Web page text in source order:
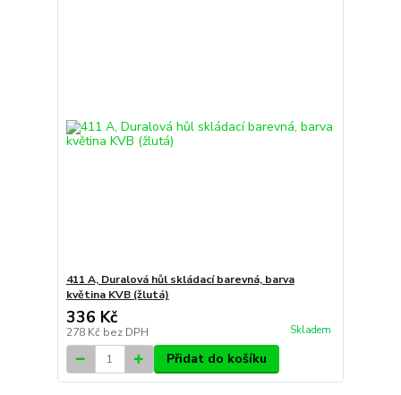
411 A, Duralová hůl skládací barevná, barva
květina KVB (žlutá)
336 Kč
278 Kč bez DPH Skladem
Přidat do košíku